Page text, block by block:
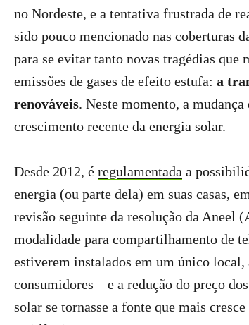
no Nordeste, e a tentativa frustrada de
sido pouco mencionado nas coberturas
para se evitar tanto novas tragédias que
emissões de gases de efeito estufa: a
renováveis. Neste momento, a
crescimento recente da energia solar.
Desde 2012, é regulamentada a
energia (ou parte dela) em suas casas,
revisão seguinte da resolução da Aneel
modalidade para compartilhamento de
estiverem instalados em um único
consumidores – e a redução do preço
solar se tornasse a fonte que mais